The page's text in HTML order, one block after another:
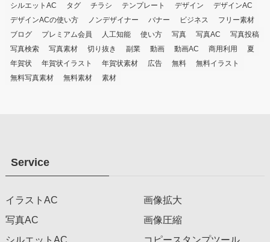
シルエットAC
タグ チラシ テンプレート デザイン
デザインAC
デザインACの使い方
ノンデザイナー バナー ビジネス
フリー素材
ブログ
プレミアム会員 人工知能 使い方 写真 写真AC
写真投稿
写真検索
写真素材 切り抜き 副業 動画 動画AC 商用利用
夏
年賀状
年賀状イラスト 年賀状素材 広告 無料
無料イラスト
無料写真素材
無料素材 素材
Service
イラストAC
写真AC
シルエットAC
画像拡大
画像圧縮
コピースタンプツール